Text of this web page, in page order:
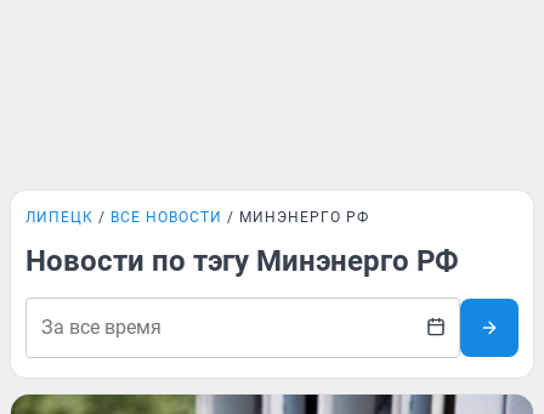
ЛИПЕЦК ВСЕ НОВОСТИ МИНЭНЕРГО РФ
Новости по тэгу Минэнерго РФ